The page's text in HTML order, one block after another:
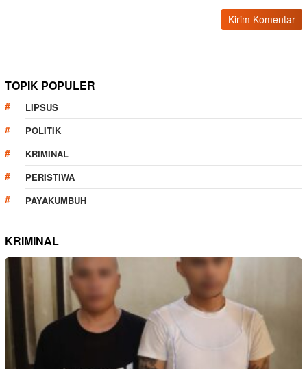
TOPIK POPULER
LIPSUS
POLITIK
KRIMINAL
PERISTIWA
PAYAKUMBUH
KRIMINAL